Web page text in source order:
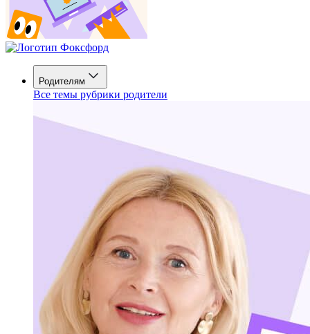
Родителям
Все темы рубрики родители